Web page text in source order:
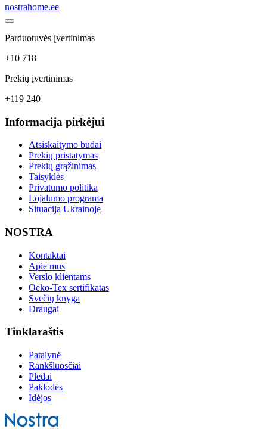
nostrahome.ee
Parduotuvės įvertinimas
+10 718
Prekių įvertinimas
+119 240
Informacija pirkėjui
Atsiskaitymo būdai
Prekių pristatymas
Prekių grąžinimas
Taisyklės
Privatumo politika
Lojalumo programa
Situacija Ukrainoje
NOSTRA
Kontaktai
Apie mus
Verslo klientams
Oeko-Tex sertifikatas
Svečių knyga
Draugai
Tinklaraštis
Patalynė
Rankšluosčiai
Pledai
Paklodės
Idėjos